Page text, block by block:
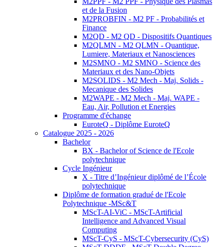
et de la Fusion
M2PROBFIN - M2 PF - Probabilités et
Finance
M2QD - M2 QD - Dispositifs Quantiques
M2QLMN - M2 QLMN - Quantique,
Lumiere, Materiaux et Nanosciences
M2SMNO - M2 SMNO - Science des
Materiaux et des Nano-Objets
M2SOLIDS - M2 Mech - Maj. Solids -
Mecanique des Solides
M2WAPE - M2 Mech - Maj. WAPE -
Eau, Air, Pollution et Energies
Programme d'échange
EuroteQ - Diplôme EuroteQ
Catalogue 2025 - 2026
Bachelor
BX - Bachelor of Science de l'Ecole
polytechnique
Cycle Ingénieur
X - Titre d’Ingénieur diplômé de l’École
polytechnique
Diplôme de formation gradué de l'Ecole
Polytechnique -MSc&T
MScT-AI-ViC - MScT-Artificial
Intelligence and Advanced Visual
Computing
MScT-CyS - MScT-Cybersecurity (CyS)